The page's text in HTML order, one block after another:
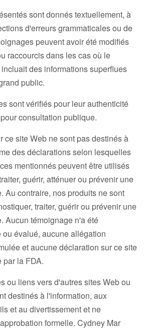
sont donnés textuellement, à
d'erreurs grammaticales ou de
peuvent avoir été modifiés
raccourcis dans les cas où le
des informations superflues
public.
sont vérifiés pour leur authenticité
consultation publique.
ce site Web ne sont pas destinés à
des déclarations selon lesquelles
mentionnés peuvent être utilisés
guérir, atténuer ou prévenir une
Au contraire, nos produits ne sont
traiter, guérir ou prévenir une
Aucun témoignage n'a été
évalué, aucune allégation
et aucune déclaration sur ce site
par la FDA.
ou liens vers d'autres sites Web ou
destinés à l'information, aux
et au divertissement et ne
formelle. Cydney Mar